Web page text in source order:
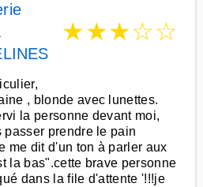
★★★☆☆
, blonde avec lunettes.
la personne devant moi,
prendre le pain
me dit d'un ton à parler aux
la bas".cette brave personne
dans la file d'attente '!!!je